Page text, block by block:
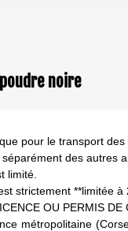
noire
pour le transport
des autres
limité.
strictement **limitée à
OU PERMIS DE
métropolitaine